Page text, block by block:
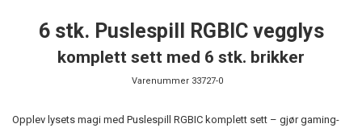
6 stk. Puslespill RGBIC vegglys
komplett sett med 6 stk. brikker
Varenummer 33727-0
Opplev lysets magi med Puslespill RGBIC komplett sett – gjør gaming-